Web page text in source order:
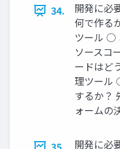
34.
開発に必
何で作る
ツール ○
ソースコ
ードはど
理ツール
するか？
ォームの
開発に必